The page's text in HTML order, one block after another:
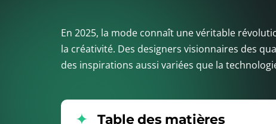
En 2025, la mode connaît une véritable
la créativité. Des designers visionnaires des
des inspirations aussi variées que la
Table des matières